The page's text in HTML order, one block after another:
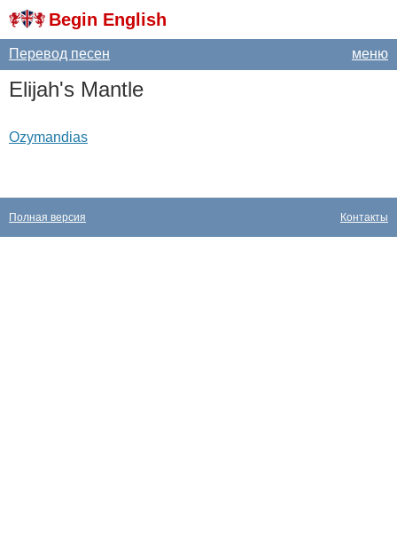
Begin English
меню
Перевод песен
Elijah's Mantle
Ozymandias
Контакты
Полная версия